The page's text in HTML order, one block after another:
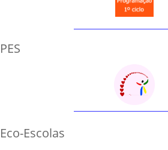
PES
Eco-Escolas